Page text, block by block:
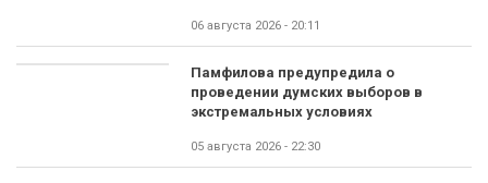
06 августа 2026 - 20:11
Памфилова предупредила о
проведении думских выборов в
экстремальных условиях
05 августа 2026 - 22:30